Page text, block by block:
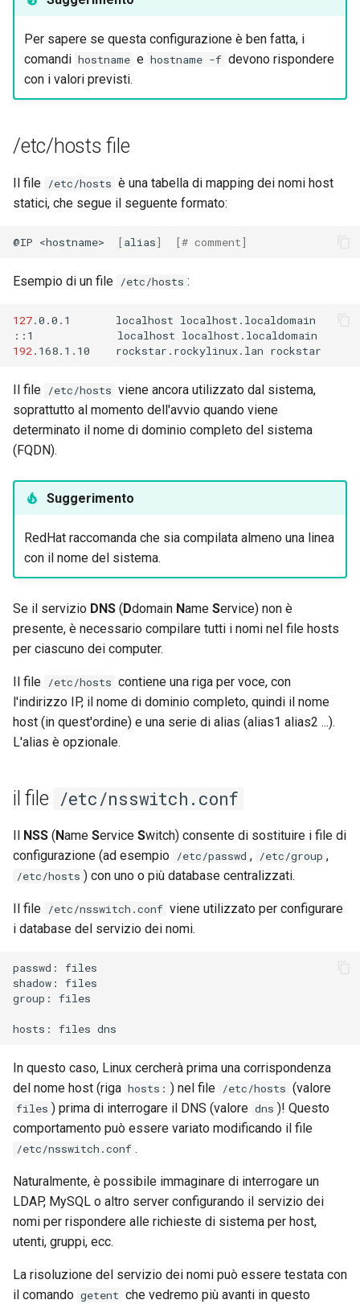
Per sapere se questa configurazione è ben fatta, i
comandi hostname e hostname -f devono rispondere
con i valori previsti.
/etc/hosts file
Il file /etc/hosts è una tabella di mapping dei nomi host
statici, che segue il seguente formato:
@IP <hostname> [alias] [# comment]
Esempio di un file /etc/hosts :
127.0.0.1 localhost localhost.localdomain
::1
localhost
192.168.1.10 rockstar.rockylinux.lan
Il file /etc/hosts viene ancora utilizzato dal sistema,
soprattutto al momento dell'avvio quando viene
determinato il nome di dominio completo del sistema
(FQDN).
Suggerimento
RedHat raccomanda che sia compilata almeno una linea
con il nome del sistema.
Se il servizio DNS ( Ddomain Name Service) non è
presente, è necessario compilare tutti i nomi nel file hosts
per ciascuno dei computer.
Il file /etc/hosts contiene una riga per voce, con
l'indirizzo IP, il nome di dominio completo, quindi il nome
host (in quest'ordine) e una serie di alias (alias1 alias2 ...).
L'alias è opzionale.
il file /etc/nsswitch.conf
NSS ( Name Service Switch) consente di sostituire i file di
configurazione (ad esempio /etc/passwd , /etc/group ,
/etc/hosts ) con uno o più database centralizzati.
Il file /etc/nsswitch.conf viene utilizzato per configurare
i database del servizio dei nomi.
passwd:
files
shadow:
files
group:
files
hosts: files
In questo caso, Linux cercherà prima una corrispondenza
del nome host (riga hosts: ) nel file /etc/hosts (valore
files ) prima di interrogare il DNS (valore dns )! Questo
comportamento può essere variato modificando il file
/etc/nsswitch.conf .
Naturalmente, è possibile immaginare di interrogare un
LDAP, MySQL o altro server configurando il servizio dei
nomi per rispondere alle richieste di sistema per host,
utenti, gruppi, ecc.
La risoluzione del servizio dei nomi può essere testata con
il comando getent che vedremo più avanti in questo